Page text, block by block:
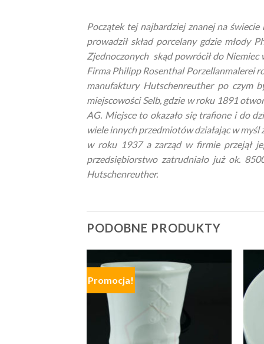
Początek tej najbardziej znanej na
prowadził skład porcelany gdzie młody
Zjednoczonych skąd powrócił do Niemiec
Firma Philipp Rosenthal Porzellanmalerei
manufaktury Hutschenreuther po czym
miejscowości Selb, gdzie w roku 1891
AG. Miejsce to okazało się trafione i do
wiele innych przedmiotów działając w myśl
w roku 1937 a zarząd w firmie przejął
przedsiębiorstwo zatrudniało już ok.
Hutschenreuther.
PODOBNE PRODUKTY
Promocja!